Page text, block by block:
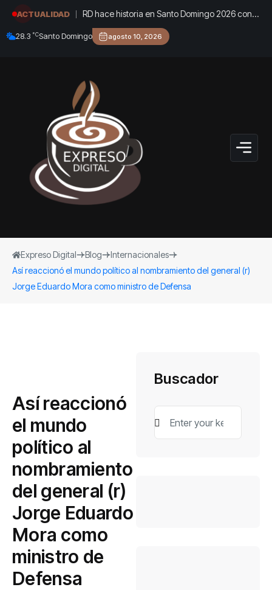
ACTUALIDAD
RD hace historia en Santo Domingo 2026 con
150 medallas y quinto lugar del medallero
28.3 °CSanto Domingo agosto 10, 2026
Expreso Digital Blog
Internacionales
Así reaccionó el mundo político al nombramiento del general (r)
Jorge Eduardo Mora como ministro de Defensa
Así reaccionó
el mundo
político al
nombramiento
del general (r)
Jorge Eduardo
Mora como
ministro de
Defensa
Buscador